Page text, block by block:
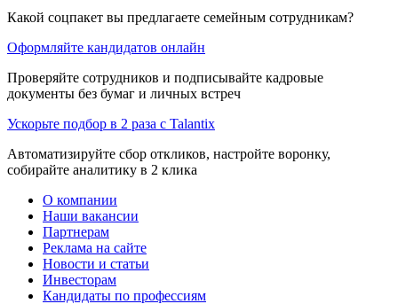
Какой соцпакет вы предлагаете семейным сотрудникам?
Оформляйте кандидатов онлайн
Проверяйте сотрудников и подписывайте кадровые
документы без бумаг и личных встреч
Ускорьте подбор в 2 раза с Talantix
Автоматизируйте сбор откликов, настройте воронку,
собирайте аналитику в 2 клика
О компании
Наши вакансии
Партнерам
Реклама на сайте
Новости и статьи
Инвесторам
Кандидаты по профессиям